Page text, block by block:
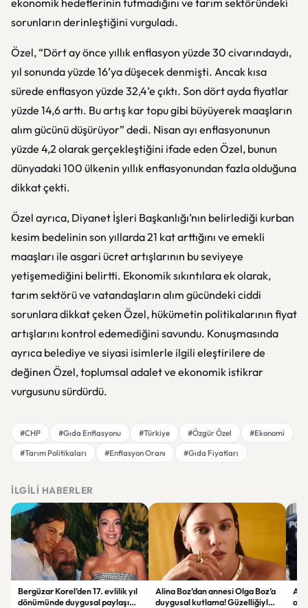
ekonomik hedeflerinin tutmadığını ve tarım sektöründeki
sorunların derinleştiğini vurguladı.
Özel, “Dört ay önce yıllık enflasyon yüzde 30 civarındaydı,
yıl sonunda yüzde 16’ya düşecek denmişti. Ancak kısa
sürede enflasyon yüzde 32,4’e çıktı. Son dört ayda fiyatlar
yüzde 14,6 arttı. Bu artış kar topu gibi büyüyerek maaşların
alım gücünü düşürüyor” dedi. Nisan ayı enflasyonunun
yüzde 4,2 olarak gerçekleştiğini ifade eden Özel, bunun
dünyadaki 100 ülkenin yıllık enflasyonundan fazla olduğuna
dikkat çekti.
Özel ayrıca, Diyanet İşleri Başkanlığı’nın belirlediği kurban
kesim bedelinin son yıllarda 21 kat arttığını ve emekli
maaşları ile asgari ücret artışlarının bu seviyeye
yetişemediğini belirtti. Ekonomik sıkıntılara ek olarak,
tarım sektörü ve vatandaşların alım gücündeki ciddi
sorunlara dikkat çeken Özel, hükümetin politikalarının fiyat
artışlarını kontrol edemediğini savundu. Konuşmasında
ayrıca belediye ve siyasi isimlerle ilgili eleştirilere de
değinen Özel, toplumsal adalet ve ekonomik istikrar
vurgusunu sürdürdü.
#CHP #Gıda Enflasyonu #Türkiye #Özgür Özel
#Ekonomi
#Tarım Politikaları
#Enflasyon Oranı #Gıda Fiyatları
İLGILI HABERLER
Bergüzar Korel’den 17. evlilik yıl
dönümünde duygusal paylaşım!
Alina Boz’dan annesi Olga Boz’a
duygusal kutlama! Güzelliğiyle